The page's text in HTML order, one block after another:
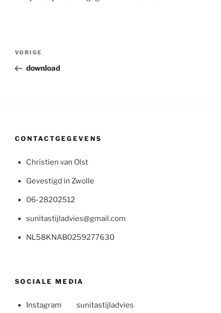
Bericht
Vorig
bericht
VORIGE
download
CONTACTGEGEVENS
Christien van Olst
Gevestigd in Zwolle
06-28202512
sunitastijladvies@gmail.com
NL58KNAB0259277630
SOCIALE MEDIA
Instagram sunitastijladvies